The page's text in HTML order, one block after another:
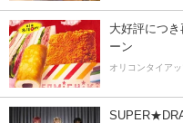
大好評につ
ーン
オリコンタイア